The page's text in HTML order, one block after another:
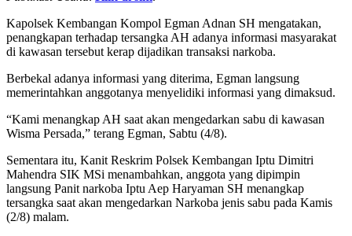
Kapolsek Kembangan Kompol Egman Adnan SH mengatakan,
penangkapan terhadap tersangka AH adanya informasi masyarakat
di kawasan tersebut kerap dijadikan transaksi narkoba.
Berbekal adanya informasi yang diterima, Egman langsung
memerintahkan anggotanya menyelidiki informasi yang dimaksud.
“Kami menangkap AH saat akan mengedarkan sabu di kawasan
Wisma Persada,” terang Egman, Sabtu (4/8).
Sementara itu, Kanit Reskrim Polsek Kembangan Iptu Dimitri
Mahendra SIK MSi menambahkan, anggota yang dipimpin
langsung Panit narkoba Iptu Aep Haryaman SH menangkap
tersangka saat akan mengedarkan Narkoba jenis sabu pada Kamis
(2/8) malam.